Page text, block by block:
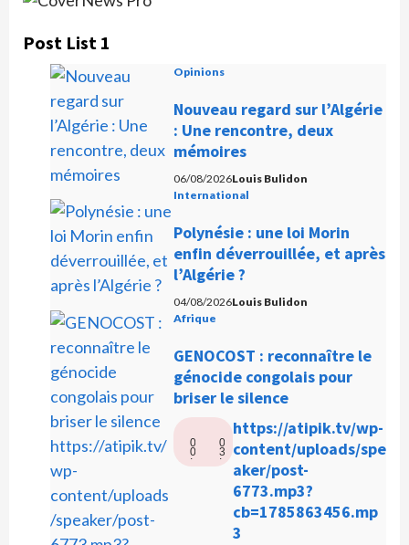
a
u
d
i
o
Post List 1
Opinions
Nouveau regard sur l’Algérie
: Une rencontre, deux
mémoires
06/08/2026Louis Bulidon
International
Polynésie : une loi Morin
enfin déverrouillée, et après
l’Algérie ?
04/08/2026Louis Bulidon
Afrique
GENOCOST : reconnaître le
génocide congolais pour
briser le silence
0
0
:
0
3
:
https://atipik.tv/wp-
content/uploads/spe
aker/post-
6773.mp3?
cb=1785863456.mp
3